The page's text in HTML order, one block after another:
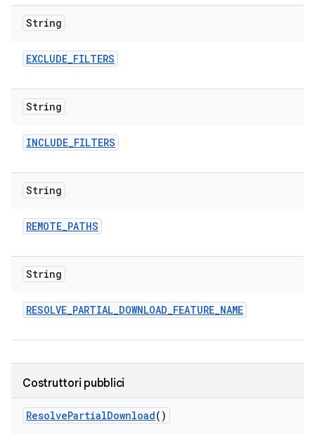
String
EXCLUDE_FILTERS
String
INCLUDE_FILTERS
String
REMOTE_PATHS
String
RESOLVE_PARTIAL_DOWNLOAD_FEATURE_NAME
Costruttori pubblici
ResolvePartialDownload()